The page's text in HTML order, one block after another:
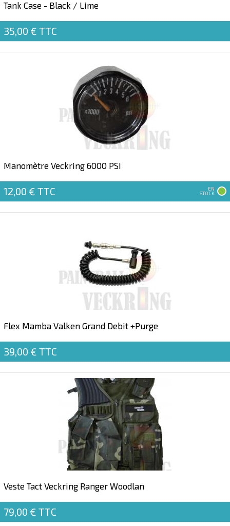
Tank Case - Black / Lime
35,00 € TTC
Manomètre Veckring 6000 PSI
12,00 € TTC EN
STOCK
Flex Mamba Valken Grand Debit +Purge
39,00 € TTC
Veste Tact Veckring Ranger Woodlan
79,00 € TTC